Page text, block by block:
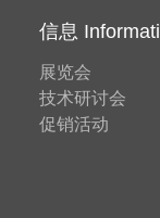
信息
展览会
技术研讨会
促销活动